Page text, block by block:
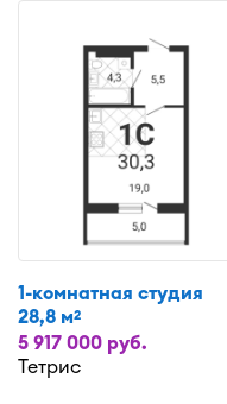
1-комнатная студия
28,8 м2
5 917 000 руб.
Тетрис